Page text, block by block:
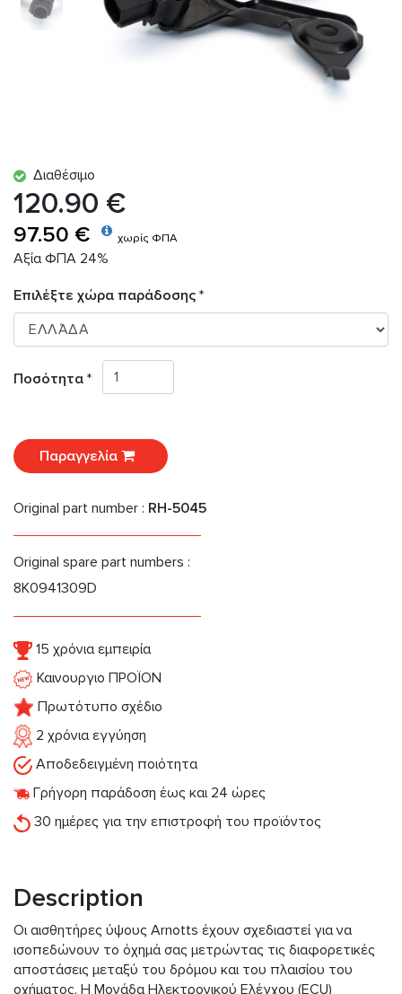
Διαθέσιμο
120.90 €
97.50 € χωρίς ΦΠΑ
Αξία ΦΠΑ 24%
Επιλέξτε χώρα παράδοσης *
Ποσότητα *
Παραγγελία
Original part number : RH-5045
Original spare part numbers :
8K0941309D
15 χρόνια εμπειρία
Καινουργιο ΠΡΟΪΟΝ
Πρωτότυπο σχέδιο
2 χρόνια εγγύηση
Αποδεδειγμένη ποιότητα
Γρήγορη παράδοση έως και 24 ώρες
30 ημέρες για την επιστροφή του προϊόντος
Description
Οι αισθητήρες ύψους Arnotts έχουν σχεδιαστεί για να
ισοπεδώνουν το όχημά σας μετρώντας τις διαφορετικές
αποστάσεις μεταξύ του δρόμου και του πλαισίου του
οχήματος. Η Μονάδα Ηλεκτρονικού Ελέγχου (ECU)